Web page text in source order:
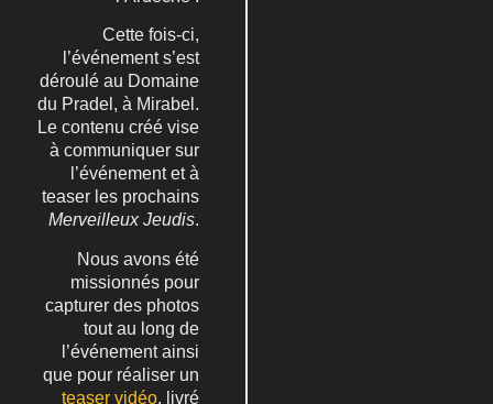
Cette fois-ci,
l’événement s’est
déroulé au Domaine
du Pradel, à Mirabel.
Le contenu créé vise
à communiquer sur
l’événement et à
teaser les prochains
Merveilleux Jeudis.
Nous avons été
missionnés pour
capturer des photos
tout au long de
l’événement ainsi
que pour réaliser un
teaser vidéo, livré